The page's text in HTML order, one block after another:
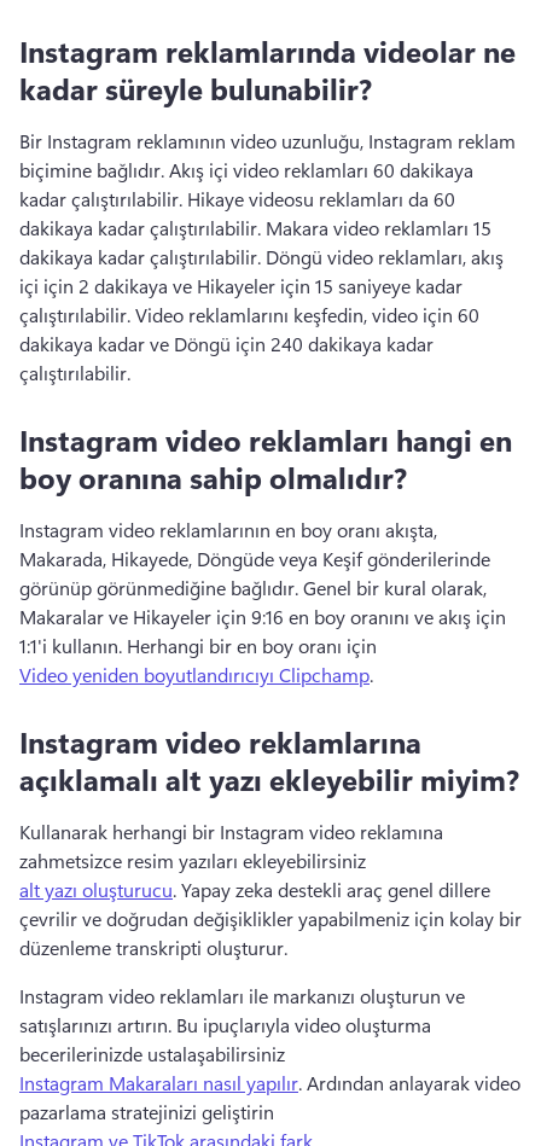
Instagram reklamlarında videolar ne
kadar süreyle bulunabilir?
Bir Instagram reklamının video uzunluğu, Instagram reklam
biçimine bağlıdır. Akış içi video reklamları 60 dakikaya
kadar çalıştırılabilir. Hikaye videosu reklamları da 60
dakikaya kadar çalıştırılabilir. Makara video reklamları 15
dakikaya kadar çalıştırılabilir. Döngü video reklamları, akış
içi için 2 dakikaya ve Hikayeler için 15 saniyeye kadar
çalıştırılabilir. Video reklamlarını keşfedin, video için 60
dakikaya kadar ve Döngü için 240 dakikaya kadar
çalıştırılabilir.
Instagram video reklamları hangi en
boy oranına sahip olmalıdır?
Instagram video reklamlarının en boy oranı akışta,
Makarada, Hikayede, Döngüde veya Keşif gönderilerinde
görünüp görünmediğine bağlıdır. Genel bir kural olarak,
Makaralar ve Hikayeler için 9:16 en boy oranını ve akış için
1:1'i kullanın. Herhangi bir en boy oranı için
Video yeniden boyutlandırıcıyı Clipchamp.
Instagram video reklamlarına
açıklamalı alt yazı ekleyebilir miyim?
Kullanarak herhangi bir Instagram video reklamına
zahmetsizce resim yazıları ekleyebilirsiniz
alt yazı oluşturucu. Yapay zeka destekli araç genel dillere
çevrilir ve doğrudan değişiklikler yapabilmeniz için kolay bir
düzenleme transkripti oluşturur.
Instagram video reklamları ile markanızı oluşturun ve
satışlarınızı artırın. Bu ipuçlarıyla video oluşturma
becerilerinizde ustalaşabilirsiniz
Instagram Makaraları nasıl yapılır. Ardından anlayarak video
pazarlama stratejinizi geliştirin
Instagram ve TikTok arasındaki fark